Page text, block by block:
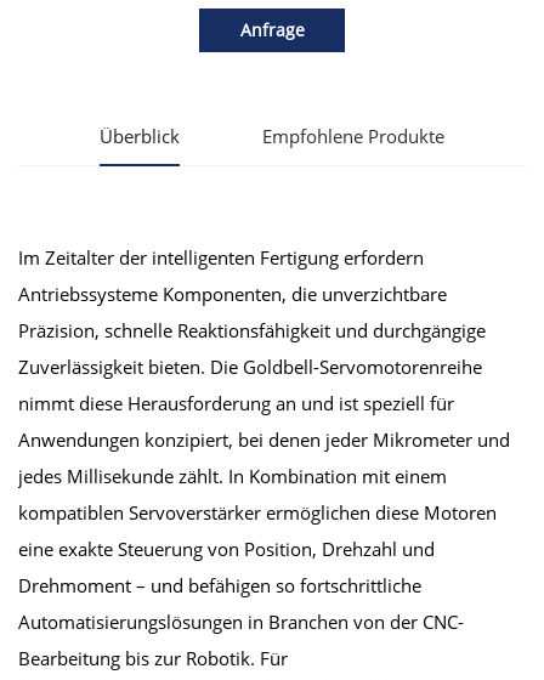
Anfrage
Überblick Empfohlene Produkte
Im Zeitalter der intelligenten Fertigung erfordern
Antriebssysteme Komponenten, die unverzichtbare
Präzision, schnelle Reaktionsfähigkeit und durchgängige
Zuverlässigkeit bieten. Die Goldbell-Servomotorenreihe
nimmt diese Herausforderung an und ist speziell für
Anwendungen konzipiert, bei denen jeder Mikrometer und
jedes Millisekunde zählt. In Kombination mit einem
kompatiblen Servoverstärker ermöglichen diese Motoren
eine exakte Steuerung von Position, Drehzahl und
Drehmoment – und befähigen so fortschrittliche
Automatisierungslösungen in Branchen von der CNC-
Bearbeitung bis zur Robotik. Für